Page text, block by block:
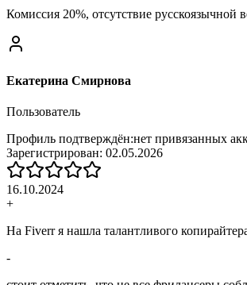
Комиссия 20%, отсутствие русскоязычной
Екатерина Смирнова
Пользователь
Профиль подтверждён:нет привязанных
Зарегистрирован: 02.05.2026
16.10.2024
+
На Fiverr я нашла талантливого
-